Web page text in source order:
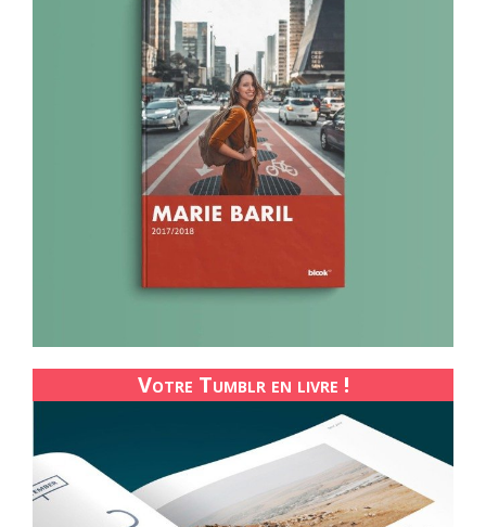
Votre Tumblr en livre !